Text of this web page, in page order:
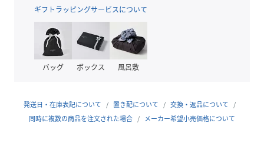
袖口/裾口/スタンドネックにゆる編みのリブを使っており
リラックス感あるスタイルになっています。
カーフなどをポイントにするコーデにも
ギフトラッピングサービスについて
バッグ ボックス 風呂敷
発送日・在庫表記について 置き配について
交換・返品について
同時に複数の商品を注文された場合
メーカー希望小売価格について